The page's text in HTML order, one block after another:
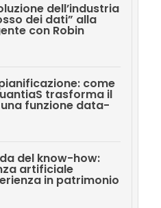
dell’industria
dei dati” alla
con Robin
come
trasforma il
funzione data-
del know-how:
artificiale
in patrimonio